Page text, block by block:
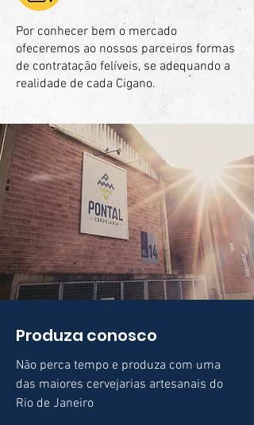
Por conhecer bem o mercado
ofeceremos ao nossos parceiros formas
de contratação felíveis, se adequando a
realidade de cada Cigano.
Produza conosco
Não perca tempo e produza com uma
das maiores cervejarias artesanais do
Rio de Janeiro